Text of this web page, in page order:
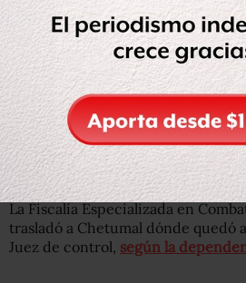
Este lunes 27 de noviembre,
Roosevelt “N”,extesorero de Borge
irregular de la función pública. El
por fugarse, pero fue detenido en
Internacional de Tijuana, en Baja
alerta migratoria.
La Fiscalía Especializada en
trasladó a Chetumal dónde quedó
Juez de control, según la